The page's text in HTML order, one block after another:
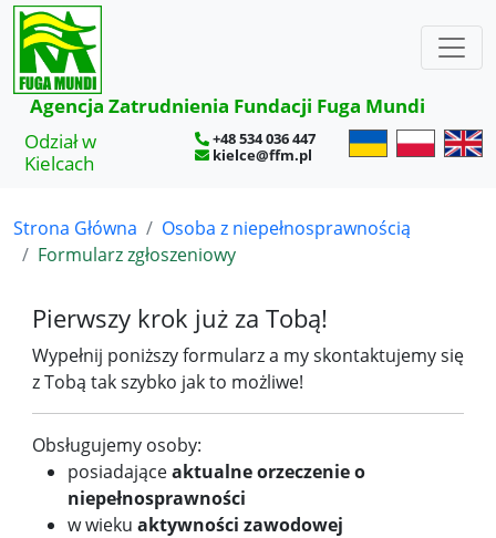
×
Agencja Zatrudnienia Fundacji Fuga Mundi
Odział w
Kielcach
+48 534 036 447
kielce@ffm.pl
Strona Główna
Osoba z niepełnosprawnością
Formularz zgłoszeniowy
Pierwszy krok już za Tobą!
Wypełnij poniższy formularz a my skontaktujemy się
z Tobą tak szybko jak to możliwe!
Obsługujemy osoby:
posiadająceaktualne orzeczenie o
niepełnosprawności
w wieku aktywności zawodowej